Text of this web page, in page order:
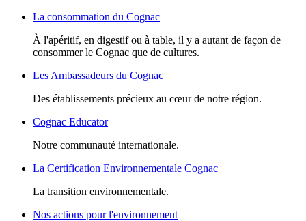
La consommation du Cognac
À l'apéritif, en digestif ou à table, il y a autant de façon de
consommer le Cognac que de cultures.
Les Ambassadeurs du Cognac
Des établissements précieux au cœur de notre région.
Cognac Educator
Notre communauté internationale.
La Certification Environnementale Cognac
La transition environnementale.
Nos actions pour l'environnement